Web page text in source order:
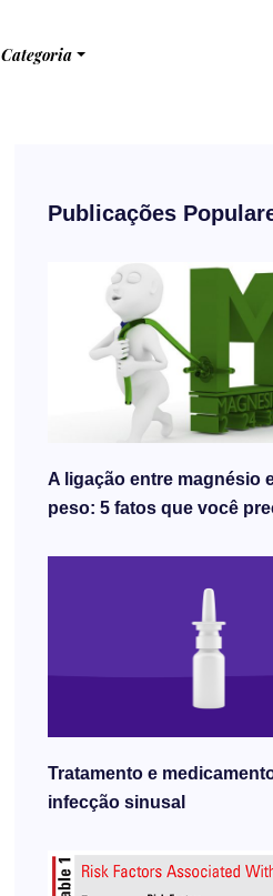
Categoria
Publicações
A ligação entre magnésio
peso: 5 fatos que você
Tratamento e
infecção sinusal